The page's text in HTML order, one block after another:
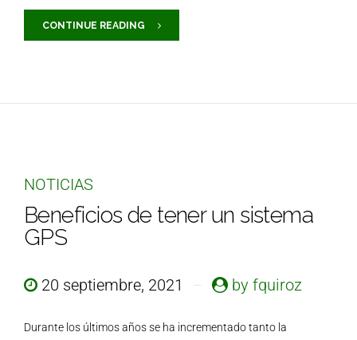
CONTINUE READING
NOTICIAS
Beneficios de tener un sistema
GPS
20 septiembre, 2021 by fquiroz
Durante los últimos años se ha incrementado tanto la